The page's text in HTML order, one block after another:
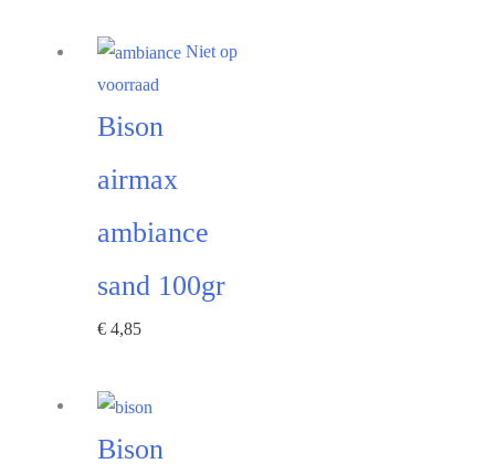
Niet op
voorraad
Bison
airmax
ambiance
sand 100gr
€ 4,85
Bison